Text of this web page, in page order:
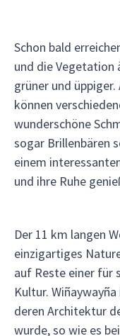
Schon bald
und die Vegetation
grüner und
können
wunderschöne
sogar Brillenbären
einem
und ihre Ruhe
Der 11 km langen
einzigartiges
auf Reste einer für
Kultur.
deren Architektur
wurde, so wie es